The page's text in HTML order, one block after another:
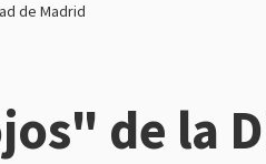
de Madrid
de la